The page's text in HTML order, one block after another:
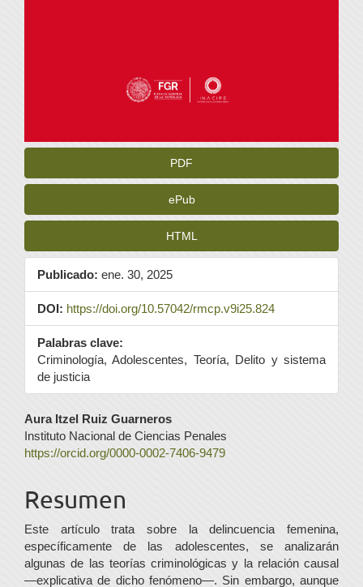
PDF
ePub
HTML
Publicado: ene. 30, 2025
DOI: https://doi.org/10.57042/rmcp.v9i25.824
Palabras clave:
Criminología, Adolescentes, Teoría, Delito y sistema
de justicia
Contenido
principal
artículo
Aura Itzel Ruiz Guarneros
Instituto Nacional de Ciencias Penales
https://orcid.org/0000-0002-7406-9479
Resumen
Este artículo trata sobre la delincuencia femenina,
específicamente de las adolescentes, se analizarán
algunas de las teorías criminológicas y la relación causal
—explicativa de dicho fenómeno—. Sin embargo, aunque